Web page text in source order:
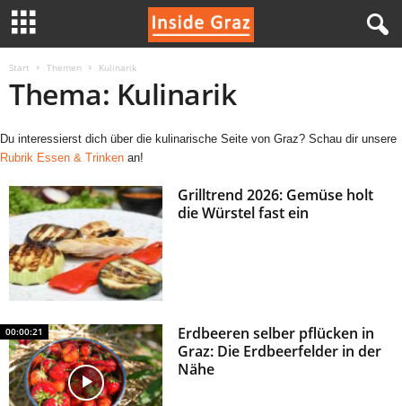
s
Start Themen Kulinarik
Thema: Kulinarik
Du interessierst dich über die kulinarische Seite von Graz? Schau dir unsere
Rubrik Essen & Trinken an!
Grilltrend 2026: Gemüse holt
die Würstel fast ein
00:00:21
Erdbeeren selber pflücken in
Graz: Die Erdbeerfelder in der
Nähe